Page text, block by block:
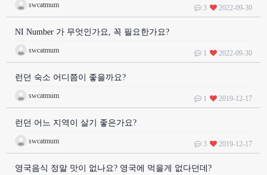
swcatmum 3 2022-09-30
NI Number 가 무엇인가요, 꼭 필요한가요?
swcatmum 1 2022-09-30
런던 숙소 어디쯤이 좋을까요?
swcatmum 1 2019-12-17
런던 어느 지역이 살기 좋은가요?
swcatmum 3 2019-12-17
영국음식 정말 맛이 없나요? 영국에 먹을게 없다던데?